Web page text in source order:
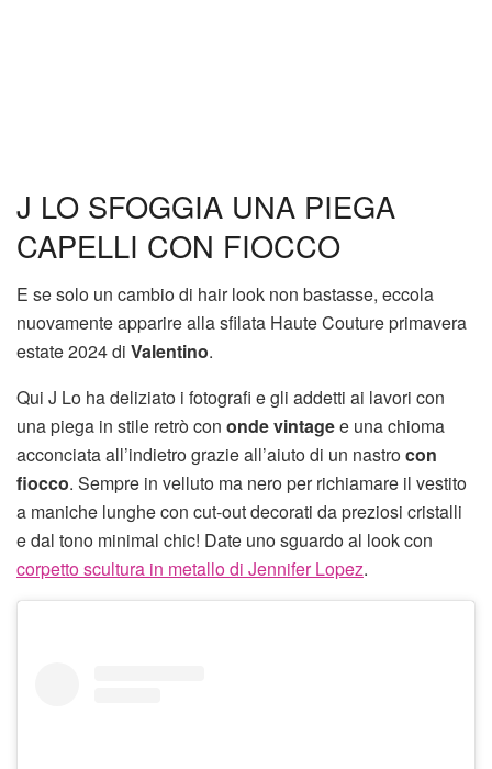
J LO SFOGGIA UNA PIEGA
CAPELLI CON FIOCCO
E se solo un cambio di hair look non bastasse, eccola
nuovamente apparire alla sfilata Haute Couture primavera
estate 2024 di Valentino.
Qui J Lo ha deliziato i fotografi e gli addetti ai lavori con
una piega in stile retrò con onde vintagee una chioma
acconciata all’indietro grazie all’aiuto di un nastrocon
fiocco. Sempre in velluto ma nero per richiamare il vestito
a maniche lunghe con cut-out decorati da preziosi cristalli
e dal tono minimal chic! Date uno sguardo al look con
corpetto scultura in metallo di Jennifer Lopez.